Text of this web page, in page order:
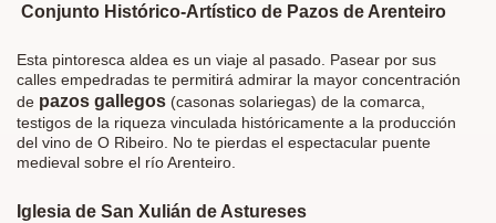
Conjunto Histórico-Artístico de Pazos de Arenteiro
Esta pintoresca aldea es un viaje al pasado. Pasear por sus
calles empedradas te permitirá admirar la mayor concentración
de pazos gallegos (casonas solariegas) de la comarca,
testigos de la riqueza vinculada históricamente a la producción
del vino de O Ribeiro. No te pierdas el espectacular puente
medieval sobre el río Arenteiro.
Iglesia de San Xulián de Astureses